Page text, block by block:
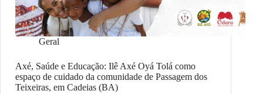
Geral
Axé, Saúde e Educação: Ilê Axé Oyá Tolá como
espaço de cuidado da comunidade de Passagem dos
Teixeiras, em Cadeias (BA)